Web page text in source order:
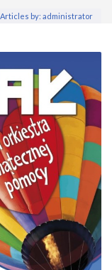
Articles by: administrator